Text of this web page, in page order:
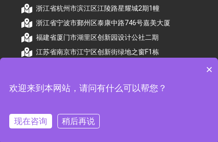
浙江省杭州市滨江区江陵路星耀城2期1幢
浙江省宁波市鄞州区泰康中路746号嘉美大厦
福建省厦门市湖里区创新园设计公社二期
江苏省南京市江宁区创新街绿地之窗F1栋
备案号：浙ICP备2026009174号
×
欢迎来到本网站，请问有什么可以帮您？
现在咨询 稍后再说